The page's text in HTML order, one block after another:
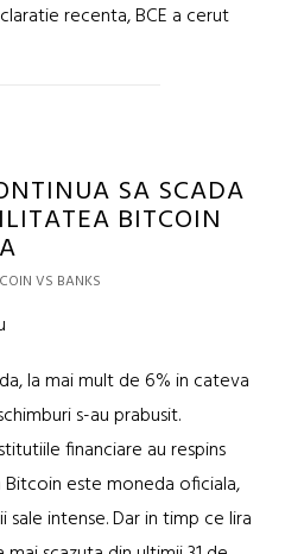
recenta, BCE a cerut
SA SCADA
BITCOIN
VS BANKS
la mai mult de 6% in cateva
s-au prabusit.
financiare au respins
este moneda oficiala,
intense. Dar in timp ce lira